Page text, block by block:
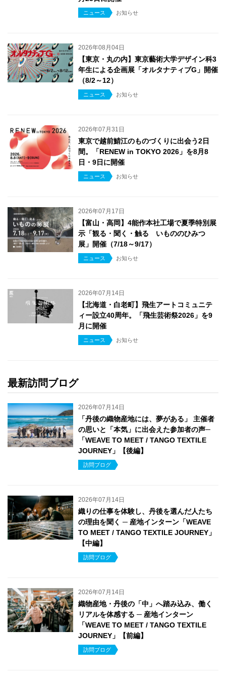
ニュース お知らせ
2026年08月04日
【東京・丸の内】東京藝術大学デザイン科3
年生による企画展「オルタナティブG」開催
（8/2～12）
ニュース お知らせ
2026年07月31日
東京で越前鯖江のものづくりに出会う2日
間。「RENEW in TOKYO 2026」を8月8
日・9日に開催
ニュース お知らせ
2026年07月17日
【富山・高岡】4能作本社工場で夏季特別展
示「観る・聞く・触る いもののひみつ
展」開催（7/18～9/17）
ニュース お知らせ
2026年07月14日
【北海道・白老町】飛生アートコミュニテ
ィー設立40周年。「飛生芸術祭2026」を9
月に開催
ニュース お知らせ
最新訪問ブログ
2026年07月14日
「丹後の織物産地には、夢がある」 主催者
の思いと「本気」に出会えた参加者の声─
「WEAVE TO MEET / TANGO TEXTILE
JOURNEY」【後編】
訪問ブログ
2026年07月14日
織りの仕事を体験し、丹後を選んだ人たち
の理由を聞く ─ 産地インターン「WEAVE
TO MEET / TANGO TEXTILE JOURNEY」
【中編】
訪問ブログ
2026年07月14日
織物産地・丹後の「中」へ踏み込み、働く
リアルを体感する ─ 産地インターン
「WEAVE TO MEET / TANGO TEXTILE
JOURNEY」【前編】
訪問ブログ